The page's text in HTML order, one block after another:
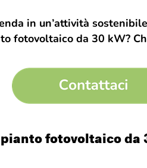
in un’attività
fotovoltaico da 30 kW?
fotovoltaico da